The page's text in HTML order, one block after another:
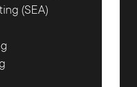
(SEA)